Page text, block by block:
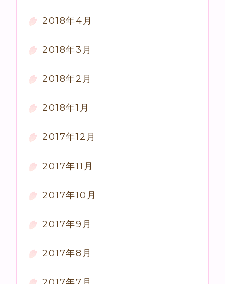
2018年4月
2018年3月
2018年2月
2018年1月
2017年12月
2017年11月
2017年10月
2017年9月
2017年8月